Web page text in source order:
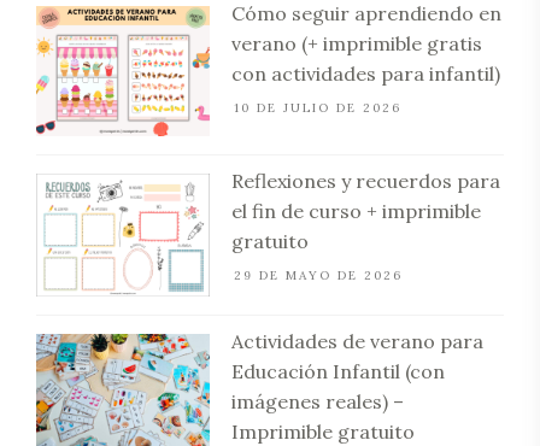
Cómo seguir aprendiendo en
verano (+ imprimible gratis
con actividades para infantil)
10 DE JULIO DE 2026
Reflexiones y recuerdos para
el fin de curso + imprimible
gratuito
29 DE MAYO DE 2026
Actividades de verano para
Educación Infantil (con
imágenes reales) –
Imprimible gratuito